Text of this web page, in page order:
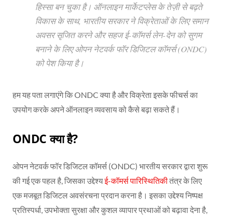
हिस्सा बन चुका है। ऑनलाइन मार्केटप्लेस के तेज़ी से बढ़ते
विकास के साथ, भारतीय सरकार ने विक्रेताओं के लिए समान
अवसर सृजित करने और सहज ई-कॉमर्स लेन-देन को सुगम
बनाने के लिए ओपन नेटवर्क फॉर डिजिटल कॉमर्स (ONDC)
को पेश किया है।
हम यह पता लगाएंगे कि ONDC क्या है और विक्रेता इसके फीचर्स का
उपयोग करके अपने ऑनलाइन व्यवसाय को कैसे बढ़ा सकते हैं।
ONDC क्या है?
ओपन नेटवर्क फॉर डिजिटल कॉमर्स (ONDC) भारतीय सरकार द्वारा शुरू
की गई एक पहल है, जिसका उद्देश्यई-कॉमर्स पारिस्थितिकीतंत्र के लिए
एक मजबूत डिजिटल अवसंरचना प्रदान करना है। इसका उद्देश्य निष्पक्ष
प्रतिस्पर्धा, उपभोक्ता सुरक्षा और कुशल व्यापार प्रथाओं को बढ़ावा देना है,